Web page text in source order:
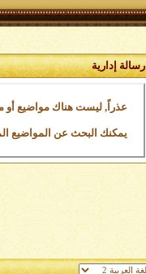
رسالة إدارية
عذراً, ليست هناك مواضيع أو
يمكنك البحث عن المواضيع المحدثة خلال